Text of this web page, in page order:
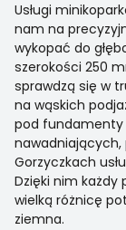
Usługi
nam na
wykopać do
szerokości 250
sprawdzą się w
na wąskich
pod
nawadniających,
Gorzyczkach
Dzięki nim każdy
wielką różnicę
ziemna.